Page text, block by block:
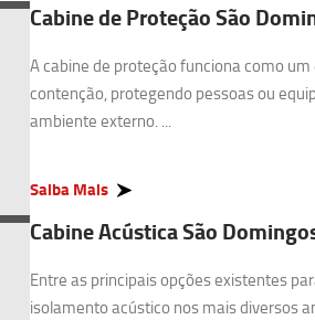
Cabine de Proteção São
A cabine de proteção funciona como um
contenção, protegendo pessoas ou
ambiente externo. ...
Saiba Mais
Cabine Acústica São
Entre as principais opções existentes
isolamento acústico nos mais diversos